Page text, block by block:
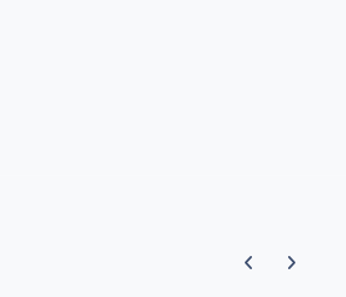
Предыдущий